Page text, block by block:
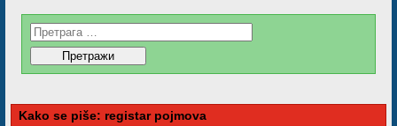
Kako se piše: registar pojmova